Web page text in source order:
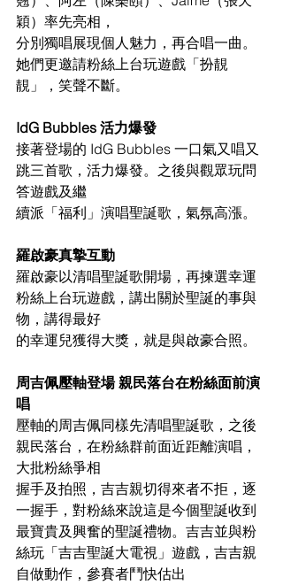
穎）率先亮相，
分別獨唱展現個人魅力，再合唱一曲。
她們更邀請粉絲上台玩遊戲「扮靚
靚」，笑聲不斷。
IdG Bubbles 活力爆發
接著登場的 IdG Bubbles 一口氣又唱又
跳三首歌，活力爆發。之後與觀眾玩問
答遊戲及繼
續派「福利」演唱聖誕歌，氣氛高漲。
羅啟豪真摯互動
羅啟豪以清唱聖誕歌開場，再揀選幸運
粉絲上台玩遊戲，講出關於聖誕的事與
物，講得最好
的幸運兒獲得大獎，就是與啟豪合照。
周吉佩壓軸登場 親民落台在粉絲面前演
唱
壓軸的周吉佩同樣先清唱聖誕歌，之後
親民落台，在粉絲群前面近距離演唱，
大批粉絲爭相
握手及拍照，吉吉親切得來者不拒，逐
一握手，對粉絲來說這是今個聖誕收到
最寶貴及興奮的聖誕禮物。吉吉並與粉
絲玩「吉吉聖誕大電視」遊戲，吉吉親
自做動作，參賽者鬥快估出